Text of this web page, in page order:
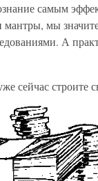
самым
мы
А
сейчас строите